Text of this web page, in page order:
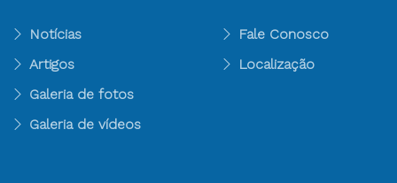
Notícias
Artigos
Galeria de fotos
Galeria de vídeos
Fale Conosco
Localização